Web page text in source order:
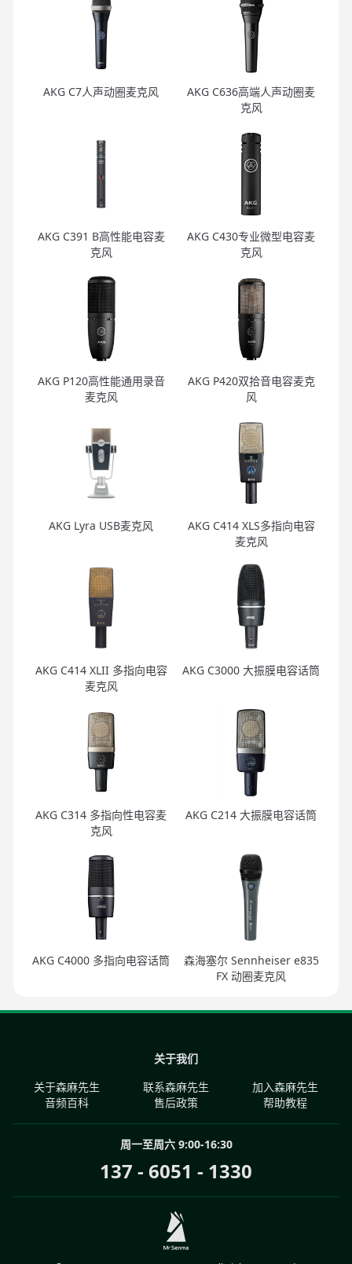
AKG C7人声动圈麦克风
AKG C636高端人声动圈麦
克风
AKG C391 B高性能电容麦
克风
AKG C430专业微型电容麦
克风
AKG P120高性能通用录音
麦克风
AKG P420双拾音电容麦克
风
AKG Lyra USB麦克风
AKG C414 XLS多指向电容
麦克风
AKG C414 XLII 多指向电容
麦克风
AKG C3000 大振膜电容话筒
AKG C314 多指向性电容麦
克风
AKG C214 大振膜电容话筒
AKG C4000 多指向电容话筒
森海塞尔 Sennheiser e835
FX 动圈麦克风
关于我们
关于森麻先生
联系森麻先生
加入森麻先生
音频百科
售后政策 帮助教程
周一至周六 9:00-16:30
137 - 6051 - 1330